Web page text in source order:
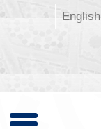
English